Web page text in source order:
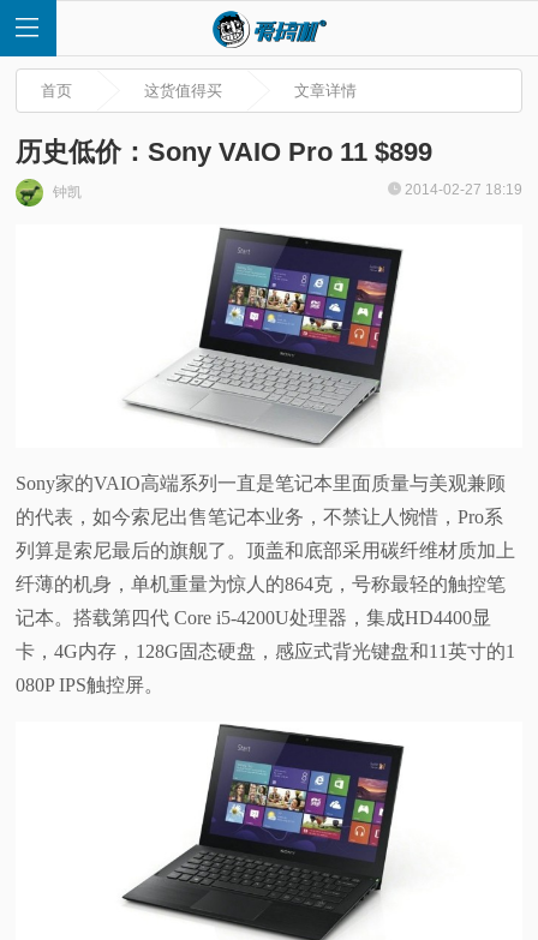
测
视
科
首页 这货值得买 文章详情
历史低价：Sony VAIO Pro 11 $899
钟凯 2014-02-27 18:19
Sony家的VAIO高端系列一直是笔记本里面质量与美观兼顾
的代表，如今索尼出售笔记本业务，不禁让人惋惜，Pro系
列算是索尼最后的旗舰了。顶盖和底部采用碳纤维材质加上
纤薄的机身，单机重量为惊人的864克，号称最轻的触控笔
记本。搭载第四代 Core i5-4200U处理器，集成HD4400显
卡，4G内存，128G固态硬盘，感应式背光键盘和11英寸的1
080P IPS触控屏。